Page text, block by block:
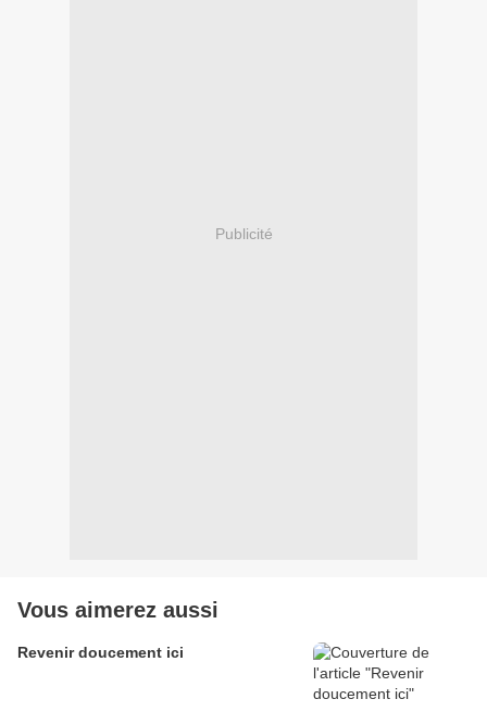
Publicité
Vous aimerez aussi
Revenir doucement ici